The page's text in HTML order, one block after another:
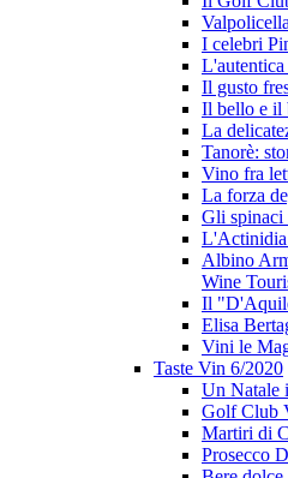
I celebri
Il gusto
Il bello e il
La
Tanorè:
Vino fra
La forza
Gli spinaci
Albino
Wine
Il
Elisa
Vini le
Taste Vin 6/2020
Un Natale
Golf Club
Martiri di
Prosecco